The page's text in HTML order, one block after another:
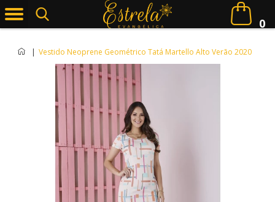
0
| Vestido Neoprene Geométrico Tatá Martello Alto Verão 2020